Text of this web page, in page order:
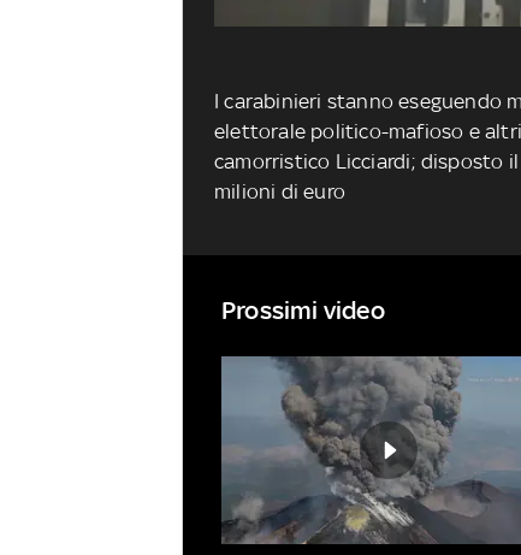
I carabinieri stanno eseguendo
elettorale politico-mafioso e
camorristico Licciardi; disposto
milioni di euro
Prossimi video